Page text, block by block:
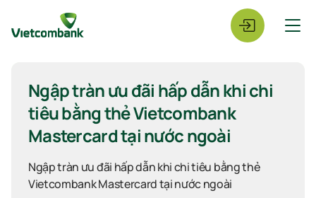
Ngập tràn ưu đãi hấp dẫn khi chi
tiêu bằng thẻ Vietcombank
Mastercard tại nước ngoài
Ngập tràn ưu đãi hấp dẫn khi chi tiêu bằng thẻ
VietcombankMastercard tại nước ngoài